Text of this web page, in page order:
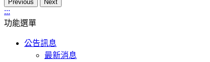
Previous Next
:::
功能選單
公告訊息
最新消息